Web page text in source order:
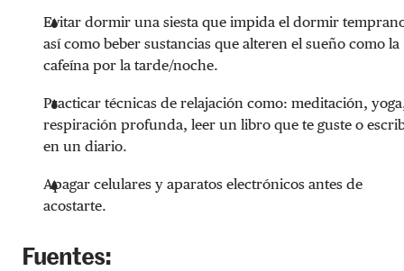
Evitar dormir una siesta que impida el dormir
así como beber sustancias que alteren el sueño como la
cafeína por la tarde/noche.
Practicar técnicas de relajación como: meditación,
respiración profunda, leer un libro que te guste o
en un diario.
Apagar celulares y aparatos electrónicos antes de
acostarte.
Fuentes: